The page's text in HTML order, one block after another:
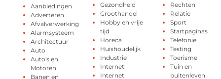
Aanbiedingen
Adverteren
Afvalverwerking
Alarmsysteem
Architectuur
Auto
Auto's en
Motoren
Banen en
Gezondheid
Groothandel
Hobby en vrije
tijd
Horeca
Huishoudelijk
Industrie
Internet
Internet
Rechten
Relatie
Sport
Startpaginas
Telefonie
Testing
Toerisme
Tuin en
buitenleven